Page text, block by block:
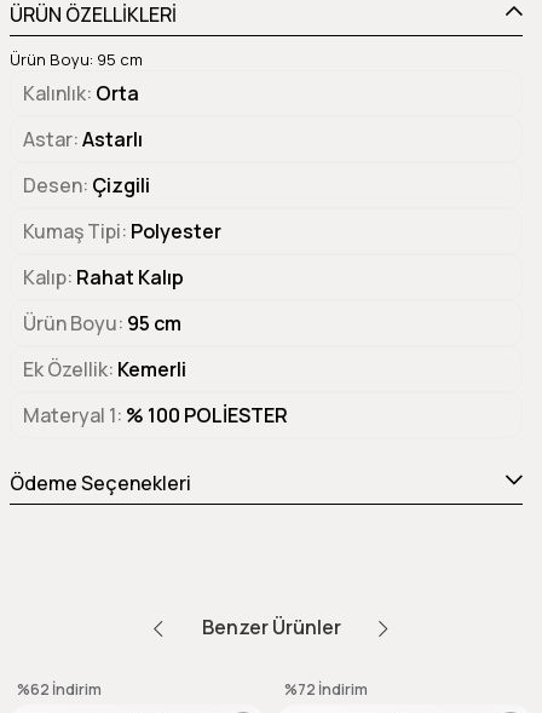
ÜRÜN ÖZELLİKLERİ
Ürün Boyu: 95 cm
Kalınlık Orta
Astar Astarlı
Desen Çizgili
Kumaş Tipi Polyester
Kalıp Rahat Kalıp
Ürün Boyu 95 cm
Ek Özellik Kemerli
Materyal 1 % 100 POLİESTER
Ödeme Seçenekleri
Benzer Ürünler
%62 İndirim %72 İndirim